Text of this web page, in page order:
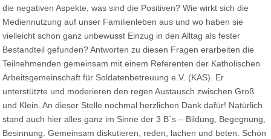
die negativen Aspekte, was sind die Positiven? Wie wirkt sich die
Mediennutzung auf unser Familienleben aus und wo haben sie
vielleicht schon ganz unbewusst Einzug in den Alltag als fester
Bestandteil gefunden? Antworten zu diesen Fragen erarbeiten die
Teilnehmenden gemeinsam mit einem Referenten der Katholischen
Arbeitsgemeinschaft für Soldatenbetreuung e.V. (KAS). Er
unterstützte und moderieren den regen Austausch zwischen Groß
und Klein. An dieser Stelle nochmal herzlichen Dank dafür! Natürlich
stand auch hier alles ganz im Sinne der 3 B´s – Bildung, Begegnung,
Besinnung. Gemeinsam diskutieren, reden, lachen und beten. Schön